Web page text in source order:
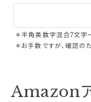
＊半角英数字混合7文字
＊お手数ですが、確認の
Amazonア